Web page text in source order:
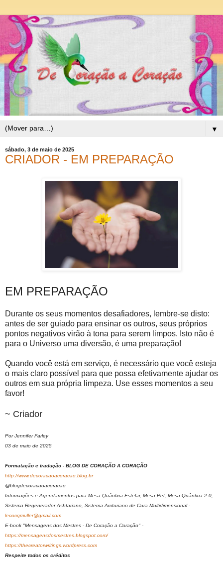
▼
sábado, 3 de maio de 2025
CRIADOR - EM PREPARAÇÃO
EM PREPARAÇÃO
Durante os seus momentos desafiadores, lembre-se disto:
antes de ser guiado para ensinar os outros, seus próprios
pontos negativos virão à tona para serem limpos. Isto não é
para o Universo uma diversão, é uma preparação!
Quando você está em serviço, é necessário que você esteja
o mais claro possível para que possa efetivamente ajudar os
outros em sua própria limpeza. Use esses momentos a seu
favor!
~ Criador
Por Jennifer Farley
03 de maio de 2025
Formatação e tradução - BLOG DE CORAÇÃO A CORAÇÃO
http://www.decoracaoacoracao.blog.br
@blogdecoracaoacoracao
Informações e Agendamentos para Mesa Quântica Estelar, Mesa Pet, Mesa Quântica 2.0,
Sistema Regenerador Ashtariano, Sistema Arcturiano de Cura Multidimensional -
lecocqmuller@gmail.com
E-book "Mensagens dos Mestres - De Coração a Coração" -
https://mensagensdosmestres.blogspot.com/
https://thecreatorwritings.wordpress.com
Respeite todos os créditos